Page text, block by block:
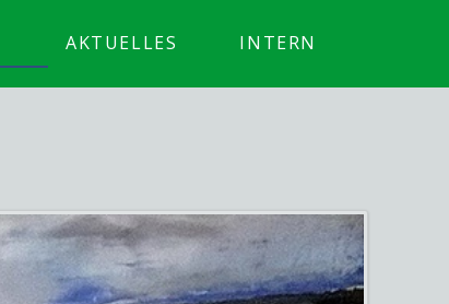
AKTUELLES INTERN